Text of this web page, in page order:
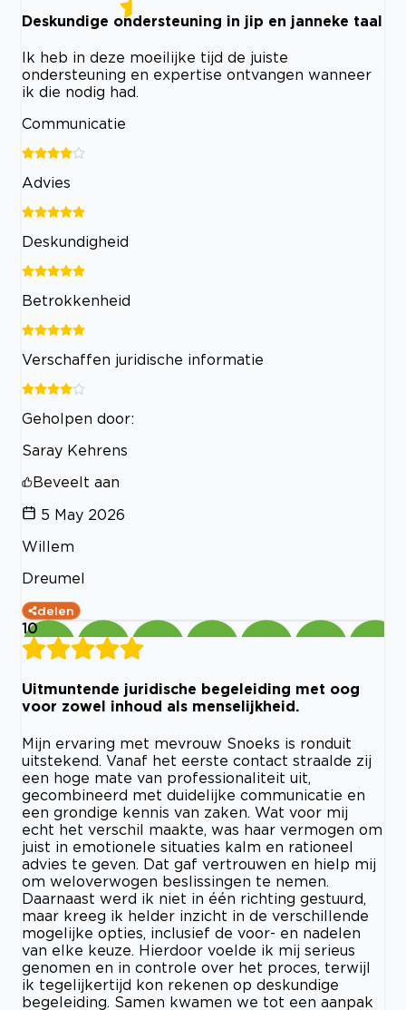
Deskundige ondersteuning in jip en janneke taal
Ik heb in deze moeilijke tijd de juiste
ondersteuning en expertise ontvangen wanneer
ik die nodig had.
Communicatie
Advies
Deskundigheid
Betrokkenheid
Verschaffen juridische informatie
Geholpen door:
Saray Kehrens
Beveelt aan
5 May 2026
Willem
Dreumel
delen
10
Uitmuntende juridische begeleiding met oog
voor zowel inhoud als menselijkheid.
Mijn ervaring met mevrouw Snoeks is ronduit
uitstekend. Vanaf het eerste contact straalde zij
een hoge mate van professionaliteit uit,
gecombineerd met duidelijke communicatie en
een grondige kennis van zaken. Wat voor mij
echt het verschil maakte, was haar vermogen om
juist in emotionele situaties kalm en rationeel
advies te geven. Dat gaf vertrouwen en hielp mij
om weloverwogen beslissingen te nemen.
Daarnaast werd ik niet in één richting gestuurd,
maar kreeg ik helder inzicht in de verschillende
mogelijke opties, inclusief de voor- en nadelen
van elke keuze. Hierdoor voelde ik mij serieus
genomen en in controle over het proces, terwijl
ik tegelijkertijd kon rekenen op deskundige
begeleiding. Samen kwamen we tot een aanpak